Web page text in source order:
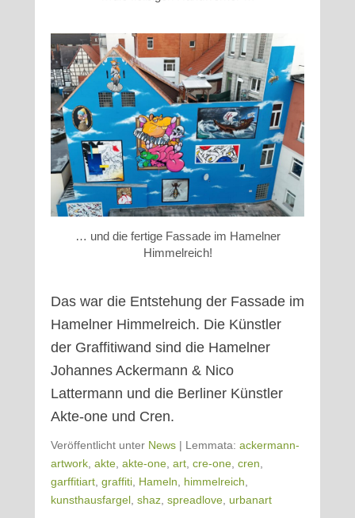
… und die fertige Fassade im Hamelner
Himmelreich!
Das war die Entstehung der Fassade im
Hamelner Himmelreich. Die Künstler
der Graffitiwand sind die Hamelner
Johannes Ackermann & Nico
Lattermann und die Berliner Künstler
Akte-one und Cren.
Veröffentlicht unter News | Lemmata: ackermann-
artwork akte akte-one art cre-one cren
garffitiart graffiti Hameln himmelreich
kunsthausfargel shaz spreadlove urbanart